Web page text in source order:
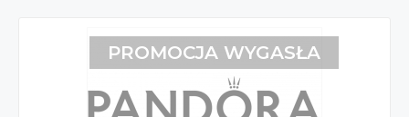
PROMOCJA WYGASŁA